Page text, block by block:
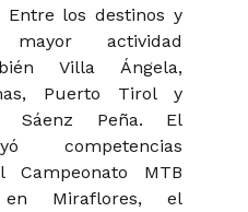
Entre los destinos y
actividad
Villa Ángela,
Puerto Tirol y
Sáenz Peña. El
competencias
Campeonato MTB
en Miraflores, el